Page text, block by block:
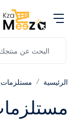
الرئيسية مستلزمات